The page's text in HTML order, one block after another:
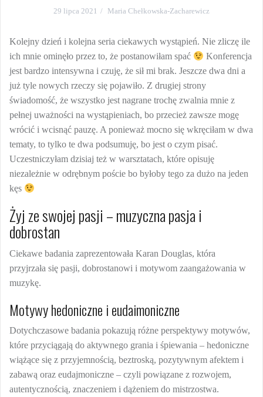
29 lipca 2021 Maria Chełkowska-Zacharewicz
Kolejny dzień i kolejna seria ciekawych wystąpień. Nie zliczę ile
ich mnie ominęło przez to, że postanowiłam spać
Konferencja
jest bardzo intensywna i czuję, że sił mi brak. Jeszcze dwa dni a
już tyle nowych rzeczy się pojawiło. Z drugiej strony
świadomość, że wszystko jest nagrane trochę zwalnia mnie z
pełnej uważności na wystąpieniach, bo przecież zawsze mogę
wrócić i wcisnąć pauzę. A ponieważ mocno się wkręciłam w dwa
tematy, to tylko te dwa podsumuję, bo jest o czym pisać.
Uczestniczyłam dzisiaj też w warsztatach, które opisuję
niezależnie w odrębnym poście bo byłoby tego za dużo na jeden
kęs
Żyj ze swojej pasji – muzyczna pasja i
dobrostan
Ciekawe badania zaprezentowała Karan Douglas, która
przyjrzała się pasji, dobrostanowi i motywom zaangażowania w
muzykę.
Motywy hedoniczne i eudaimoniczne
Dotychczasowe badania pokazują różne perspektywy motywów,
które przyciągają do aktywnego grania i śpiewania – hedoniczne
wiążące się z przyjemnością, beztroską, pozytywnym afektem i
zabawą oraz eudajmoniczne – czyli powiązane z rozwojem,
autentycznością, znaczeniem i dążeniem do mistrzostwa.